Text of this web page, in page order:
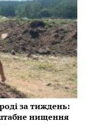
за тиждень:
нищення